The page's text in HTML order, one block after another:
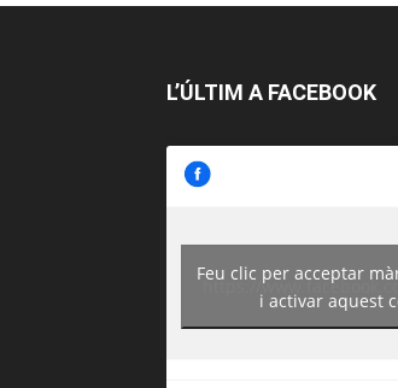
L’ÚLTIM A FACEBOOK
https://
Feu clic per acceptar
i activar aquest